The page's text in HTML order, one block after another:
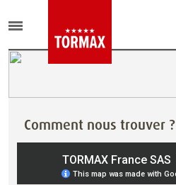
Comment nous trouver ?